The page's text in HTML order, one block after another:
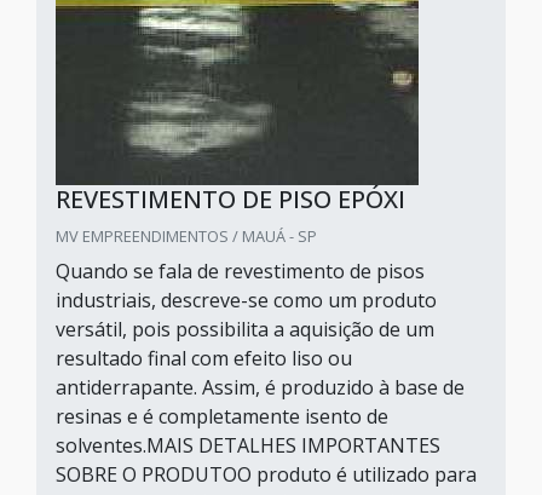
REVESTIMENTO DE PISO EPÓXI
MV EMPREENDIMENTOS / MAUÁ - SP
Quando se fala de revestimento de pisos
industriais, descreve-se como um produto
versátil, pois possibilita a aquisição de um
resultado final com efeito liso ou
antiderrapante. Assim, é produzido à base de
resinas e é completamente isento de
solventes.MAIS DETALHES IMPORTANTES
SOBRE O PRODUTOO produto é utilizado para